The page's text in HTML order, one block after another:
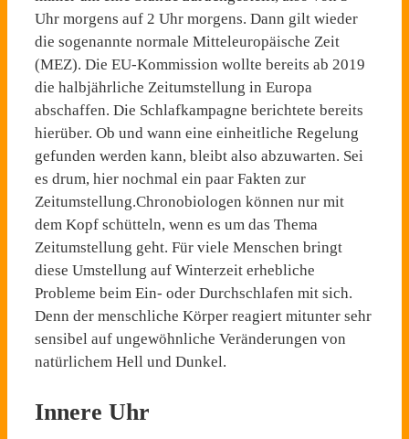
Uhr morgens auf 2 Uhr morgens. Dann gilt wieder
die sogenannte normale Mitteleuropäische Zeit
(MEZ). Die EU-Kommission wollte bereits ab 2019
die halbjährliche Zeitumstellung in Europa
abschaffen. Die Schlafkampagne berichtete bereits
hierüber. Ob und wann eine einheitliche Regelung
gefunden werden kann, bleibt also abzuwarten. Sei
es drum, hier nochmal ein paar Fakten zur
Zeitumstellung.Chronobiologen können nur mit
dem Kopf schütteln, wenn es um das Thema
Zeitumstellung geht. Für viele Menschen bringt
diese Umstellung auf Winterzeit erhebliche
Probleme beim Ein- oder Durchschlafen mit sich.
Denn der menschliche Körper reagiert mitunter sehr
sensibel auf ungewöhnliche Veränderungen von
natürlichem Hell und Dunkel.
Innere Uhr